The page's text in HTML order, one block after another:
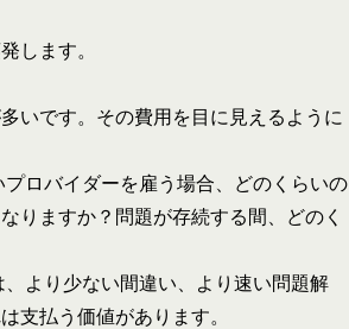
します。
いです。その費用を目に見えるように
プロバイダーを雇う場合、どのくらいの
りますか？問題が存続する間、どのく
より少ない間違い、より速い問題解
支払う価値があります。